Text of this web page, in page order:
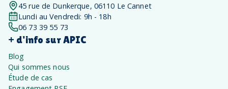
45 rue de Dunkerque, 06110 Le Cannet
Lundi au Vendredi: 9h - 18h
06 73 39 55 73
+ d'info sur APIC
Blog
Qui sommes nous
Étude de cas